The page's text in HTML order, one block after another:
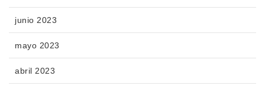
junio 2023
mayo 2023
abril 2023